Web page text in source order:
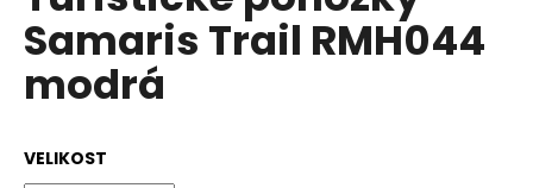
0,0
z
5
hvězdiček.
Samaris Trail RMH044
modrá
VELIKOST
a
j
í
?